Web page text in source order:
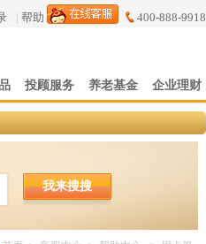
| 帮助 400-888-9918
投顾服务 养老基金 企业理财
我来搜搜